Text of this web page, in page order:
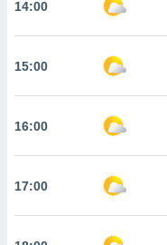
todos os
o
um perfil
e
14:00
15:00
16:00
17:00